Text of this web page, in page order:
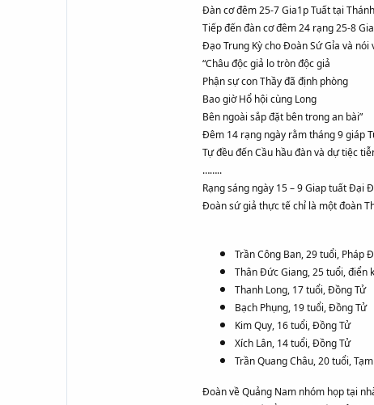
Đàn cơ đêm 25-7 Gia1p Tuất tại
Tiếp đến đàn cơ đêm 24 rạng 25-8
Đạo Trung Kỳ cho Đoàn Sứ Gỉa và
“Châu độc giả lo tròn độc giả
Phận sự con Thầy đã định phòng
Bao giờ Hổ hội cùng Long
Bên ngoài sắp đặt bên trong an bài”
Đêm 14 rạng ngày rằm tháng 9 giáp
Tự đều đến Cầu hầu đàn và dự tiệc
……..
Rạng sáng ngày 15 – 9 Giap tuất Đại
Đoàn sứ giả thực tế chỉ là một đoàn
Trần Công Ban, 29 tuổi, Pháp
Thân Đức Giang, 25 tuổi, điển
Thanh Long, 17 tuổi, Đồng Tử
Bạch Phụng, 19 tuổi, Đồng Tử
Kim Quy, 16 tuổi, Đồng Tử
Xích Lân, 14 tuổi, Đồng Tử
Trần Quang Châu, 20 tuổi,
Đoàn về Quảng Nam nhóm họp tại